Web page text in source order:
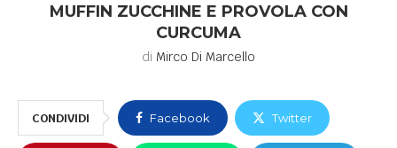
MUFFIN ZUCCHINE E PROVOLA CON
CURCUMA
di Mirco Di Marcello
CONDIVIDI Facebook Twitter